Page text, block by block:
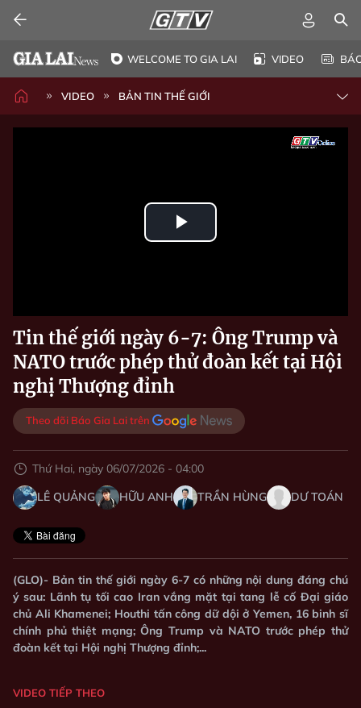
WELCOME TO GIA LAI VIDEO
VIDEO BẢN TIN THẾ GIỚI
Play
Tin thế giới ngày 6-7: Ông Trump và
NATO trước phép thử đoàn kết tại Hội
nghị Thượng đỉnh
Theo dõi Báo Gia Lai trên
Thứ Hai, ngày 06/07/2026 - 04:00
LÊ QUẢNG
HỮU ANH TRẦN HÙNG DƯ TOÁN
(GLO)- Bản tin thế giới ngày 6-7 có những nội dung đáng chú
ý sau: Lãnh tụ tối cao Iran vắng mặt tại tang lễ cố Đại giáo
chủ Ali Khamenei; Houthi tấn công dữ dội ở Yemen, 16 binh sĩ
chính phủ thiệt mạng; Ông Trump và NATO trước phép thử
đoàn kết tại Hội nghị Thượng đỉnh;...
VIDEO TIẾP THEO